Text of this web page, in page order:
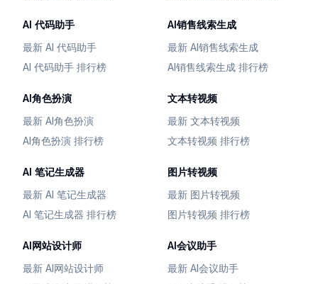
AI 代码助手
最新 AI 代码助手
AI 代码助手 排行榜
AI销售线索生成
最新 AI销售线索生成
AI销售线索生成 排行榜
AI角色扮演
最新 AI角色扮演
AI角色扮演 排行榜
文本转视频
最新 文本转视频
文本转视频 排行榜
AI 笔记生成器
最新 AI 笔记生成器
AI 笔记生成器 排行榜
图片转视频
最新 图片转视频
图片转视频 排行榜
AI网站设计师
最新 AI网站设计师
AI会议助手
最新 AI会议助手